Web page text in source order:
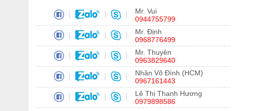
| | |
Mr. Vui
0944755799
| | |
Mr. Định
0968776499
| | |
Mr. Thuyên
0963829640
| | |
Nhân Võ Đình (HCM)
0967161443
| | |
Lê Thị Thanh Hương
0979898586